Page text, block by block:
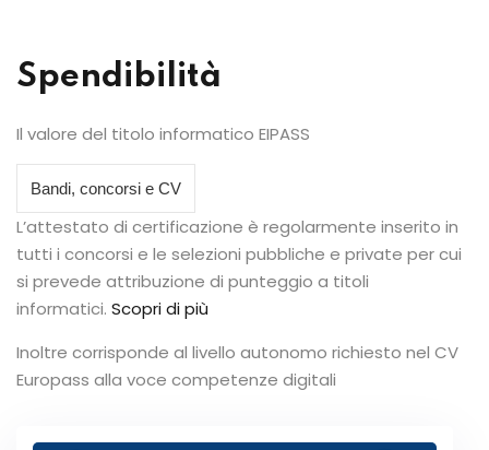
Spendibilità
Il valore del titolo informatico EIPASS
Bandi, concorsi e CV
L’attestato di certificazione è regolarmente inserito in
tutti i concorsi e le selezioni pubbliche e private per cui
si prevede attribuzione di punteggio a titoli
informatici. Scopri di più
Inoltre corrisponde al livello autonomo richiesto nel CV
Europass alla voce competenze digitali